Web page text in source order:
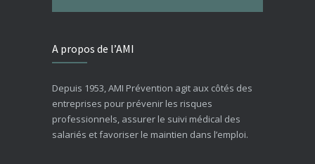
A propos de l’AMI
Depuis 1953, AMI Prévention agit aux côtés des
entreprises pour prévenir les risques
professionnels, assurer le suivi médical des
salariés et favoriser le maintien dans l’emploi.